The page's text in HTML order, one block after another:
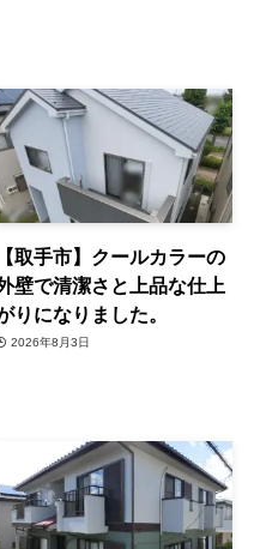
【取手市】クールカラーの
壁で清潔さと上品な仕上
りになりました。
2026年8月3日